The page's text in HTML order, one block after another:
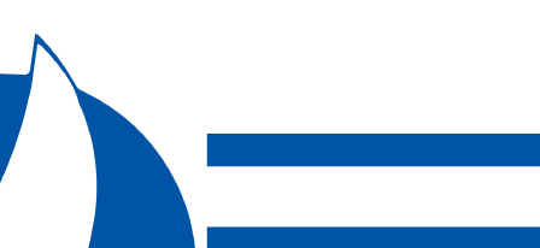
Exporter toutes les colonnes
Exporter uniquement les colonnes affichées
Menu
?>
Images de la page d'accueil
Cliquez pour éditer